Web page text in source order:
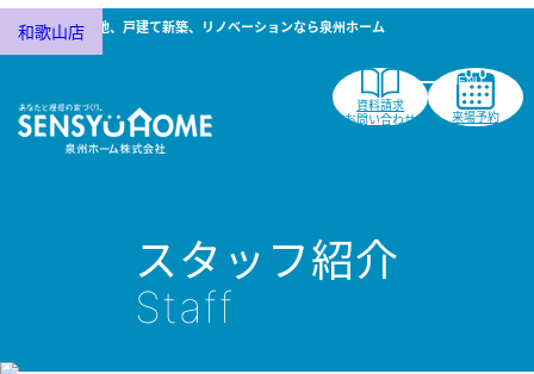
南大阪で分譲地、戸建て新築、リノベーションなら泉州ホーム
資料請求
お問い合わせ
来場予約
スタッフ紹介
Staff
和歌山店
工務部
和歌山店